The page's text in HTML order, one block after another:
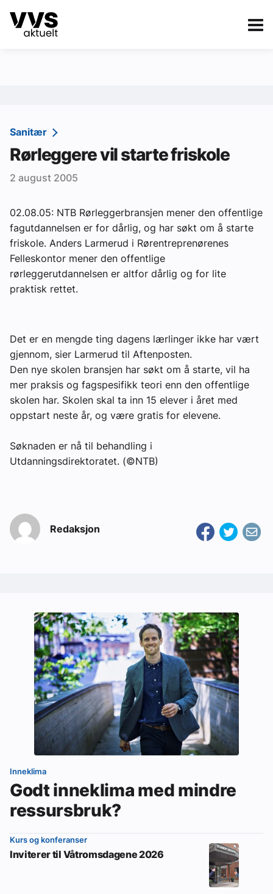
Kategorier
Sanitær
Ventilasjon
Varme og energi
Byggautomasjon
Vann og avløp
Aktuelle prosjekter
Om VVS Aktuelt
Abonner på fagbladet Byggfakta Nyheter
Annonsere i VVS Aktuelt
Kontakt oss
Tips oss
eBlad
Sanitær
Rørleggere vil starte friskole
2 august 2005
02.08.05: NTB Rørleggerbransjen mener den offentlige
fagutdannelsen er for dårlig, og har søkt om å starte
friskole. Anders Larmerud i Rørentreprenørenes
Felleskontor mener den offentlige
rørleggerutdannelsen er altfor dårlig og for lite
praktisk rettet.
Det er en mengde ting dagens lærlinger ikke har vært
gjennom, sier Larmerud til Aftenposten.
Den nye skolen bransjen har søkt om å starte, vil ha
mer praksis og fagspesifikk teori enn den offentlige
skolen har. Skolen skal ta inn 15 elever i året med
oppstart neste år, og være gratis for elevene.
Søknaden er nå til behandling i
Utdanningsdirektoratet. (©NTB)
Redaksjon
Inneklima
Godt inneklima med mindre
ressursbruk?
Kurs og konferanser
Inviterer til Våtromsdagene 2026